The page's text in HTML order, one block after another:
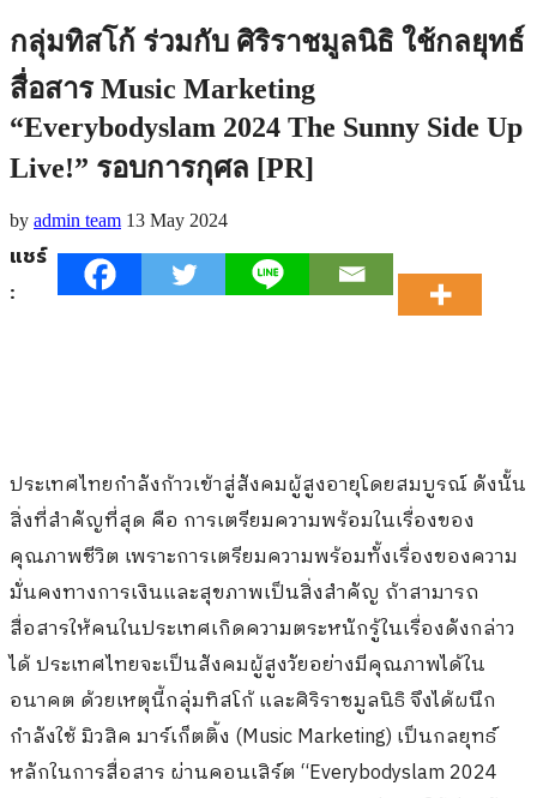
กลุ่มทิสโก้ ร่วมกับ ศิริราชมูลนิธิ ใช้กลยุทธ์
สื่อสาร Music Marketing
“Everybodyslam 2024 The Sunny Side Up
Live!” รอบการกุศล [PR]
by admin team 13 May 2024
แชร์
:
ประเทศไทยกำลังก้าวเข้าสู่สังคมผู้สูงอายุโดยสมบูรณ์ ดังนั้น
สิ่งที่สำคัญที่สุด คือ การเตรียมความพร้อมในเรื่องของ
คุณภาพชีวิต เพราะการเตรียมความพร้อมทั้งเรื่องของความ
มั่นคงทางการเงินและสุขภาพเป็นสิ่งสำคัญ ถ้าสามารถ
สื่อสารให้คนในประเทศเกิดความตระหนักรู้ในเรื่องดังกล่าว
ได้ ประเทศไทยจะเป็นสังคมผู้สูงวัยอย่างมีคุณภาพได้ใน
อนาคต ด้วยเหตุนี้กลุ่มทิสโก้ และศิริราชมูลนิธิ จึงได้ผนึก
กำลังใช้ มิวสิค มาร์เก็ตติ้ง (Music Marketing) เป็นกลยุทธ์
หลักในการสื่อสาร ผ่านคอนเสิร์ต “Everybodyslam 2024